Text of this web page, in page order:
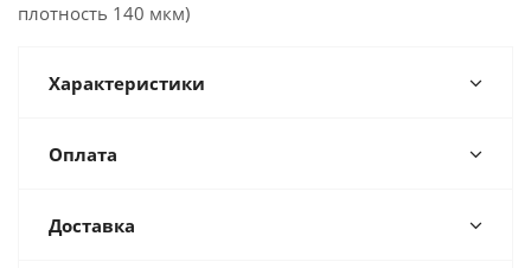
плотность 140 мкм)
Характеристики
Оплата
Доставка